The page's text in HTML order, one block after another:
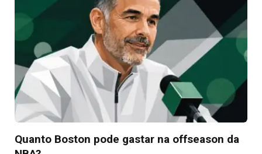
Quanto Boston pode gastar na offseason da